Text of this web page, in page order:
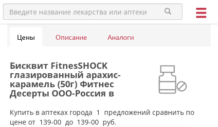
Цены Описание Аналоги
Бисквит FitnesSHOCK
глазированный арахис-
карамель (50г) Фитнес
Десерты ООО-Россия в
аптеках города
Екатеринбурга
Купить в аптеках города 1
предложений сравнить по
цене от 139-00 до 139-00 руб.